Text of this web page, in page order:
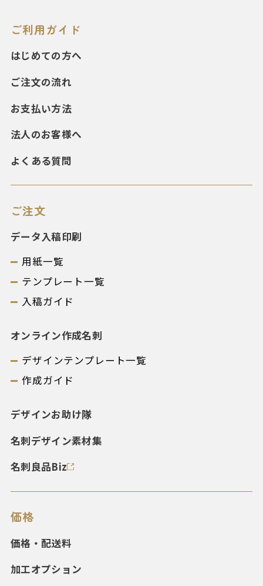
ご注文
データ入稿印刷
用紙一覧
テンプレート一覧
入稿ガイド
オンライン作成名刺
デザインテンプレート一覧
作成ガイド
デザインお助け隊
名刺デザイン素材集
名刺良品Biz
ご利用ガイド
はじめての方へ
ご注文の流れ
お支払い方法
法人のお客様へ
よくある質問
価格
価格・配送料
加工オプション